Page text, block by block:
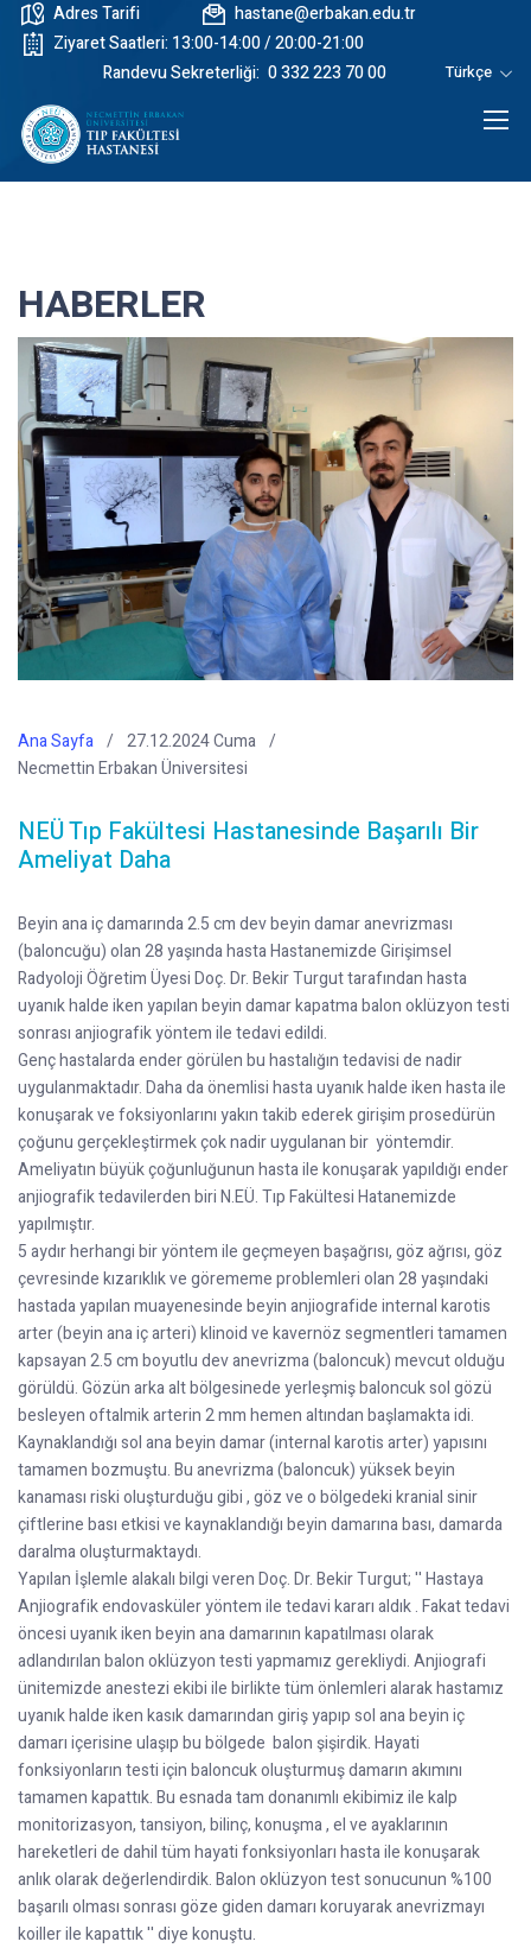
Adres Tarifi
hastane@erbakan.edu.tr
Ziyaret Saatleri: 13:00-14:00 / 20:00-21:00
Randevu Sekreterliği: 0 332 223 70 00 Türkçe
HABERLER
Ana Sayfa
27.12.2024 Cuma
Necmettin Erbakan Üniversitesi
NEÜ Tıp Fakültesi Hastanesinde Başarılı Bir
Ameliyat Daha
Beyin ana iç damarında 2.5 cm dev beyin damar anevrizması
(baloncuğu) olan 28 yaşında hasta Hastanemizde Girişimsel
Radyoloji Öğretim Üyesi Doç. Dr. Bekir Turgut tarafından hasta
uyanık halde iken yapılan beyin damar kapatma balon oklüzyon testi
sonrası anjiografik yöntem ile tedavi edildi.
Genç hastalarda ender görülen bu hastalığın tedavisi de nadir
uygulanmaktadır. Daha da önemlisi hasta uyanık halde iken hasta ile
konuşarak ve foksiyonlarını yakın takib ederek girişim prosedürün
çoğunu gerçekleştirmek çok nadir uygulanan bir yöntemdir.
Ameliyatın büyük çoğunluğunun hasta ile konuşarak yapıldığı ender
anjiografik tedavilerden biri N.EÜ. Tıp Fakültesi Hatanemizde
yapılmıştır.
5 aydır herhangi bir yöntem ile geçmeyen başağrısı, göz ağrısı, göz
çevresinde kızarıklık ve görememe problemleri olan 28 yaşındaki
hastada yapılan muayenesinde beyin anjiografide internal karotis
arter (beyin ana iç arteri) klinoid ve kavernöz segmentleri tamamen
kapsayan 2.5 cm boyutlu dev anevrizma (baloncuk) mevcut olduğu
görüldü. Gözün arka alt bölgesinede yerleşmiş baloncuk sol gözü
besleyen oftalmik arterin 2 mm hemen altından başlamakta idi.
Kaynaklandığı sol ana beyin damar (internal karotis arter) yapısını
tamamen bozmuştu. Bu anevrizma (baloncuk) yüksek beyin
kanaması riski oluşturduğu gibi , göz ve o bölgedeki kranial sinir
çiftlerine bası etkisi ve kaynaklandığı beyin damarına bası, damarda
daralma oluşturmaktaydı.
Yapılan İşlemle alakalı bilgi veren Doç. Dr. Bekir Turgut; '' Hastaya
Anjiografik endovasküler yöntem ile tedavi kararı aldık . Fakat tedavi
öncesi uyanık iken beyin ana damarının kapatılması olarak
adlandırılan balon oklüzyon testi yapmamız gerekliydi. Anjiografi
ünitemizde anestezi ekibi ile birlikte tüm önlemleri alarak hastamız
uyanık halde iken kasık damarından giriş yapıp sol ana beyin iç
damarı içerisine ulaşıp bu bölgede balon şişirdik. Hayati
fonksiyonların testi için baloncuk oluşturmuş damarın akımını
tamamen kapattık. Bu esnada tam donanımlı ekibimiz ile kalp
monitorizasyon, tansiyon, bilinç, konuşma , el ve ayaklarının
hareketleri de dahil tüm hayati fonksiyonları hasta ile konuşarak
anlık olarak değerlendirdik. Balon oklüzyon test sonucunun %100
başarılı olması sonrası göze giden damarı koruyarak anevrizmayı
koiller ile kapattık '' diye konuştu.